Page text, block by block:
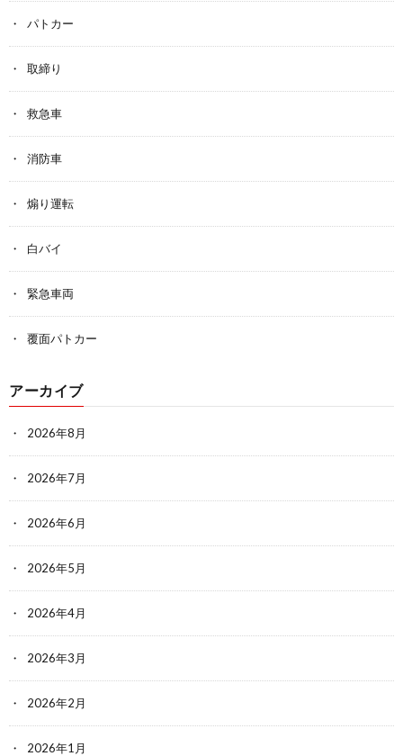
パトカー
取締り
救急車
消防車
煽り運転
白バイ
緊急車両
覆面パトカー
アーカイブ
2026年8月
2026年7月
2026年6月
2026年5月
2026年4月
2026年3月
2026年2月
2026年1月